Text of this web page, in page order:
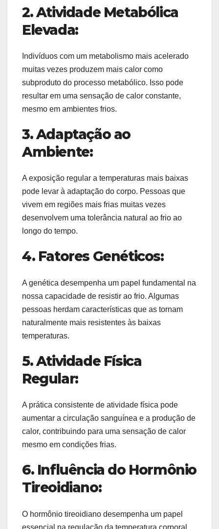
2. Atividade Metabólica
Elevada:
Indivíduos com um metabolismo mais acelerado
muitas vezes produzem mais calor como
subproduto do processo metabólico. Isso pode
resultar em uma sensação de calor constante,
mesmo em ambientes frios.
3. Adaptação ao
Ambiente:
A exposição regular a temperaturas mais baixas
pode levar à adaptação do corpo. Pessoas que
vivem em regiões mais frias muitas vezes
desenvolvem uma tolerância natural ao frio ao
longo do tempo.
4. Fatores Genéticos:
A genética desempenha um papel fundamental na
nossa capacidade de resistir ao frio. Algumas
pessoas herdam características que as tornam
naturalmente mais resistentes às baixas
temperaturas.
5. Atividade Física
Regular:
A prática consistente de atividade física pode
aumentar a circulação sanguínea e a produção de
calor, contribuindo para uma sensação de calor
mesmo em condições frias.
6. Influência do Hormônio
Tireoidiano:
O hormônio tireoidiano desempenha um papel
essencial na regulação da temperatura corporal.